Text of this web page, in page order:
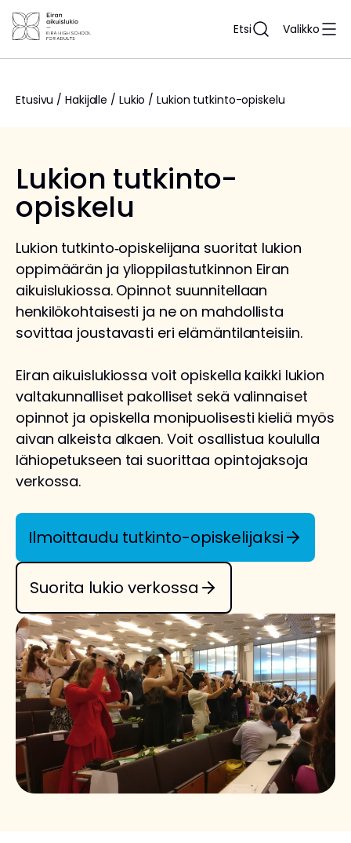
Siirry
sisältöön
Etsi Valikko
Etusivu / Hakijalle / Lukio / Lukion tutkinto-opiskelu
Lukion tutkinto-
opiskelu
Lukion tutkinto‑opiskelijana suoritat lukion
oppimäärän ja ylioppilastutkinnon Eiran
aikuislukiossa. Opinnot suunnitellaan
henkilökohtaisesti ja ne on mahdollista
sovittaa joustavasti eri elämäntilanteisiin.
Eiran aikuislukiossa voit opiskella kaikki lukion
valtakunnalliset pakolliset sekä valinnaiset
opinnot ja opiskella monipuolisesti kieliä myös
aivan alkeista alkaen. Voit osallistua koululla
lähiopetukseen tai suorittaa opintojaksoja
verkossa.
Ilmoittaudu tutkinto-opiskelijaksi
Suorita lukio verkossa